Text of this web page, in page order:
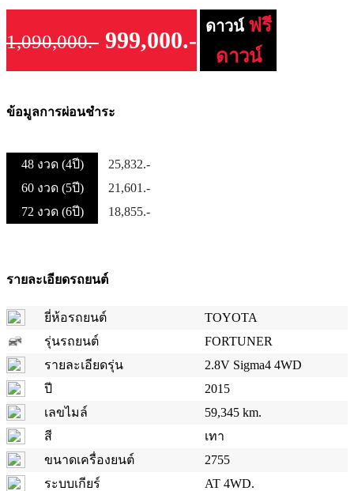
1,090,000.- 999,000.-
ดาวน์ ฟรี
ดาวน์
ข้อมูลการผ่อนชำระ
48 งวด (4ปี)
25,832.-
60 งวด (5ปี)
21,601.-
72 งวด (6ปี)
18,855.-
รายละเอียดรถยนต์
ยี่ห้อรถยนต์
TOYOTA
รุ่นรถยนต์
FORTUNER
รายละเอียดรุ่น
2.8V Sigma4 4WD
ปี
2015
เลขไมล์
59,345 km.
สี
เทา
ขนาดเครื่องยนต์
2755
ระบบเกียร์
AT 4WD.